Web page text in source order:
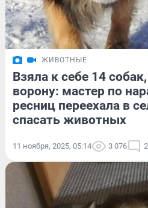
ЖИВОТНЫЕ
Взяла к себе 14
ворону: мастер по
ресниц переехала в
спасать животных
11 ноября, 2025, 05:14 3 076 2